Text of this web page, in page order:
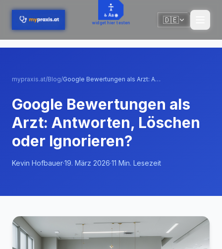
Zum Hauptinhalt springen
🇩🇪
♿ Aa 🌐
widget hier testen 🇩🇪
mypraxis.at/Blog/ Google Bewertungen als Arzt: Antworten, Löschen oder Ignorieren?
Google Bewertungen als
Arzt: Antworten, Löschen
oder Ignorieren?
Kevin Hofbauer·19. März 2026·11 Min. Lesezeit